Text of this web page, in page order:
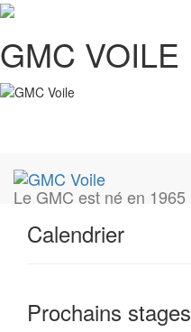
GMC VOILE
Le GMC est né en 1965
Calendrier
Prochains stages